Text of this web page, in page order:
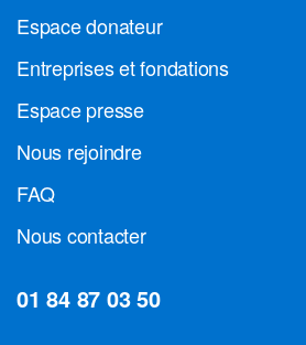
Espace donateur
Entreprises et fondations
Espace presse
Nous rejoindre
FAQ
Nous contacter
01 84 87 03 50